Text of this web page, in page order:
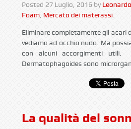
Posted 27 Luglio, 2016 by
Foam, Mercato dei materassi.
Eliminare completamente gli acari
vediamo ad occhio nudo. Ma
con alcuni accorgimenti utili.
Dermatophagoides sono
La qualità del